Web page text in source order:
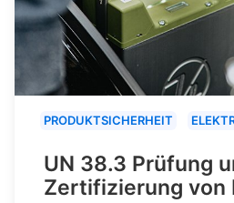
PRODUKTSICHERHEIT
UN 38.3 Prüfung
Zertifizierung von